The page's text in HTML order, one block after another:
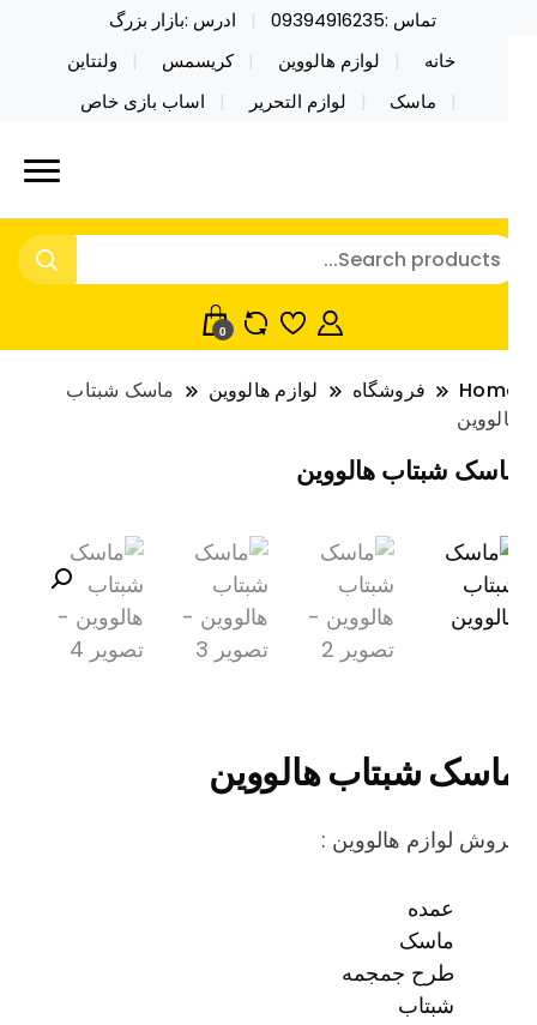
تماس :09394916235
ادرس :بازار بزرگ
خانه
لوازم هالووین کریسمس
ولنتاین
ماسک
لوازم التحریر اساب بازی خاص
تاین کادویی کریسمس اکسسوری
محصولات خاص فیجت اسباب بازی تراول ماگ نایکر
فروش عمده لوازم هالووین ولن تاین کادویی
اکسسوری ماسک در واردات مستقیم
0
فروشگاه لوازم هالووین
ماسک شبتاب
شبتاب هالووین
شبتاب هالووین
لوازم هالووین :
عمده
ماسک
طرح جمجمه
شبتاب